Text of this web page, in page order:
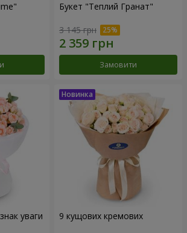
Букет "Теплий Гранат"
3 145 грн
Замовити
уваги 9 кущових кремових